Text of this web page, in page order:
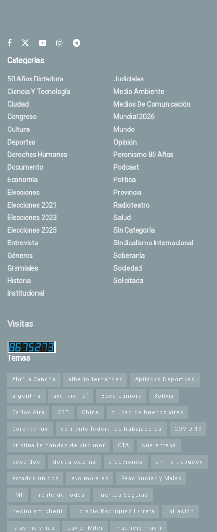
Categorias
50 Años Dictadura
Ciencia Y Tecnología
Ciudad
Congreso
Cultura
Deportes
Derechos Humanos
Documento
Economía
Elecciones
Elecciones 2021
Elecciones 2023
Elecciones 2025
Entrevista
Géneros
Gremiales
Historia
Institucional
Judiciales
Medio Ambiente
Medios De Comunicación
Mundial 2026
Mundo
Opinión
Peronismo 80 Años
Podcast
Política
Provincia
Radioteatro
Salud
Sin Categoría
Sindicalismo Internacional
Soberanía
Sociedad
Solicitada
Visitas
Temas
Abrí la Cancha alberto fernandez Apiladas Deportivas
argentina axel kicillof Boca Juniors Bolivia
Carlos Aira CGT China ciudad de buenos aires
Coronavirus corriente federal de trabajadores COVID-19
cristina fernandez de kirchner CTA cuarentena
despidos deuda externa elecciones emilia trabucco
estados unidos evo morales Feas Sucias y Malas
FMI Frente de Todos Fuentes Seguras
hector amichetti Horacio Rodríguez Larreta inflación
islas malvinas Javier Milei mauricio macri